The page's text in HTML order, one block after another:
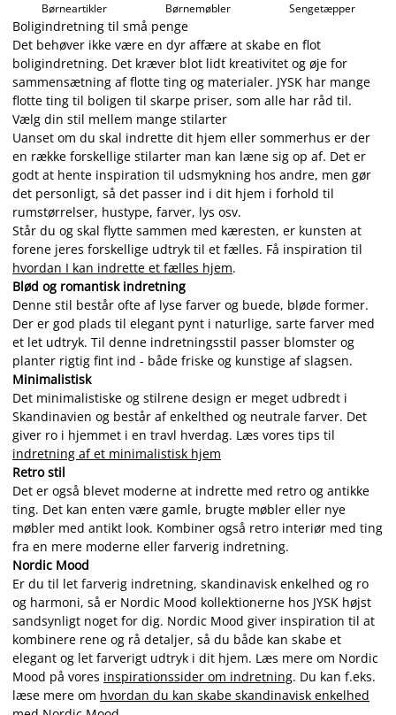
Børneartikler Børnemøbler Sengetæpper
Boligindretning til små penge
Det behøver ikke være en dyr affære at skabe en flot
boligindretning. Det kræver blot lidt kreativitet og øje for
sammensætning af flotte ting og materialer. JYSK har mange
flotte ting til boligen til skarpe priser, som alle har råd til.
Vælg din stil mellem mange stilarter
Uanset om du skal indrette dit hjem eller sommerhus er der
en række forskellige stilarter man kan læne sig op af. Det er
godt at hente inspiration til udsmykning hos andre, men gør
det personligt, så det passer ind i dit hjem i forhold til
rumstørrelser, hustype, farver, lys osv.
Står du og skal flytte sammen med kæresten, er kunsten at
forene jeres forskellige udtryk til et fælles. Få inspiration til
hvordan I kan indrette et fælles hjem.
Blød og romantisk indretning
Denne stil består ofte af lyse farver og buede, bløde former.
Der er god plads til elegant pynt i naturlige, sarte farver med
et let udtryk. Til denne indretningsstil passer blomster og
planter rigtig fint ind - både friske og kunstige af slagsen.
Minimalistisk
Det minimalistiske og stilrene design er meget udbredt i
Skandinavien og består af enkelthed og neutrale farver. Det
giver ro i hjemmet i en travl hverdag. Læs vores tips til
indretning af et minimalistisk hjem
Retro stil
Det er også blevet moderne at indrette med retro og antikke
ting. Det kan enten være gamle, brugte møbler eller nye
møbler med antikt look. Kombiner også retro interiør med ting
fra en mere moderne eller farverig indretning.
Nordic Mood
Er du til let farverig indretning, skandinavisk enkelhed og ro
og harmoni, så er Nordic Mood kollektionerne hos JYSK højst
sandsynligt noget for dig. Nordic Mood giver inspiration til at
kombinere rene og rå detaljer, så du både kan skabe et
elegant og let farverigt udtryk i dit hjem. Læs mere om Nordic
Mood på vores inspirationssider om indretning. Du kan f.eks.
læse mere om hvordan du kan skabe skandinavisk enkelhed